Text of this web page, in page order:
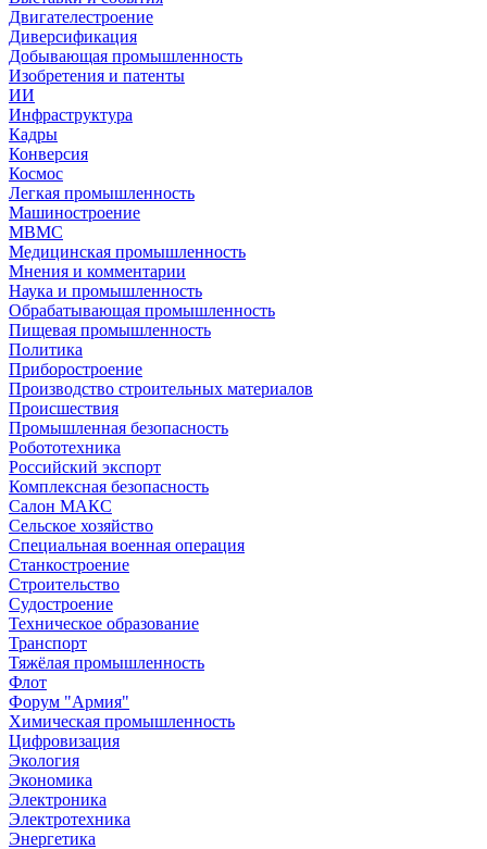
Двигателестроение
Диверсификация
Добывающая промышленность
Изобретения и патенты
ИИ
Инфраструктура
Кадры
Конверсия
Космос
Легкая промышленность
Машиностроение
МВМС
Медицинская промышленность
Мнения и комментарии
Наука и промышленность
Обрабатывающая промышленность
Пищевая промышленность
Политика
Приборостроение
Производство строительных материалов
Происшествия
Промышленная безопасность
Робототехника
Российский экспорт
Комплексная безопасность
Салон МАКС
Сельское хозяйство
Специальная военная операция
Станкостроение
Строительство
Судостроение
Техническое образование
Транспорт
Тяжёлая промышленность
Флот
Форум "Армия"
Химическая промышленность
Цифровизация
Экология
Экономика
Электроника
Электротехника
Энергетика